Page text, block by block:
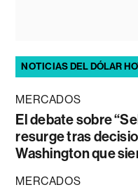
NOTICIAS DEL DÓLAR
MERCADOS
El debate sobre
resurge tras
Washington que
MERCADOS